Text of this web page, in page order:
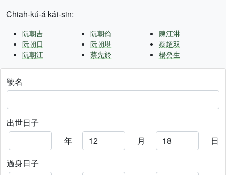
Chiah-kú-á kái-sin:
阮朝吉
阮朝日
阮朝江
阮朝倫
阮朝堪
蔡先於
陳江淋
蔡超双
楊癸生
號名
出世日子
年
月
日
過身日子